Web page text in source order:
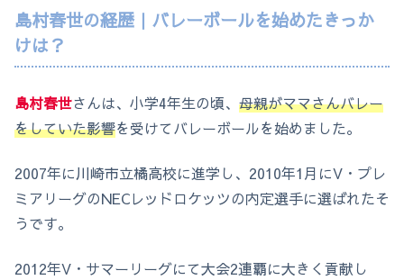
島村春世の経歴｜バレーボールを始めたきっか
けは？
島村春世さんは、小学4年生の頃、 母親がママさんバレー
をしていた影響を受けてバレーボールを始めました。
2007年に川崎市立橘高校に進学し、2010年1月にV・プレ
ミアリーグのNECレッドロケッツの内定選手に選ばれたそ
うです。
2012年V・サマーリーグにて大会2連覇に大きく貢献し